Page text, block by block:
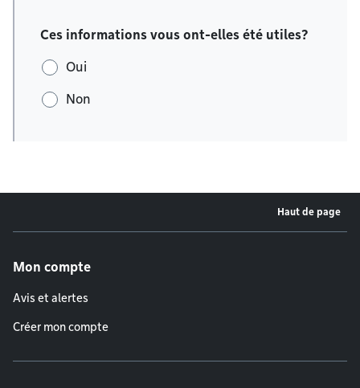
Ces informations vous ont-elles été utiles?
Oui
Non
Haut de page
Mon compte
Avis et alertes
Créer mon compte